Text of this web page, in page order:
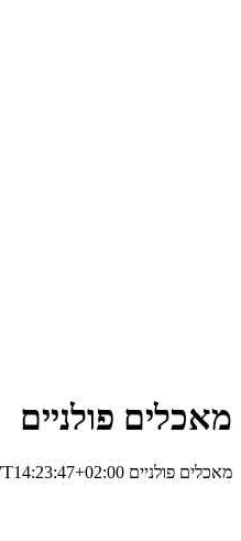
מאכלים פולניים
מאכלים פולניים